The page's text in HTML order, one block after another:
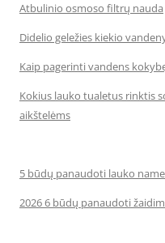
Atbulinio osmoso filtrų nauda
Didelio geležies kiekio
Kaip pagerinti vandens
Kokius lauko tualetus rinktis
aikštelėms
5 būdų panaudoti lauko
2026 6 būdų panaudoti